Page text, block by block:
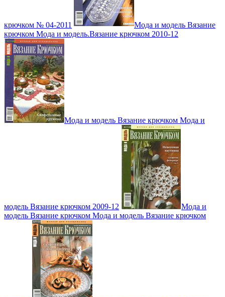
крючком № 04-2011
Мода и модель Вязание
крючком Мода и модель.Вязание крючком 2010-12
Мода и модель Вязание крючком Мода и
модель Вязание крючком 2009-12
Мода и
модель Вязание крючком Мода и модель Вязание крючком